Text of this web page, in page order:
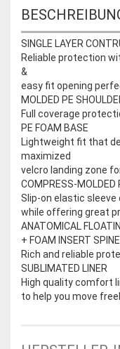
SINGLE LAYER
Reliable protection
&
easy fit opening
MOLDED PE
Full coverage
PE FOAM BASE
Lightweight fit that
maximized
velcro landing zone
COMPRESS-MOLDED
Slip-on elastic
while offering great
ANATOMICAL
+ FOAM INSERT SPINE
Rich and reliable
SUBLIMATED LINER
High quality comfort
to help you move